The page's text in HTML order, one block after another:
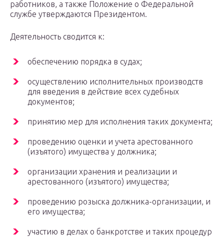
работников, а также Положение о Федеральной
службе утверждаются Президентом.
Деятельность сводится к:
обеспечению порядка в судах;
осуществлению исполнительных производств
для введения в действие всех судебных
документов;
принятию мер для исполнения таких документа;
проведению оценки и учета арестованного
(изъятого) имущества у должника;
организации хранения и реализации и
арестованного (изъятого) имущества;
проведению розыска должника-организации, и
его имущества;
участию в делах о банкротстве и таких процедур